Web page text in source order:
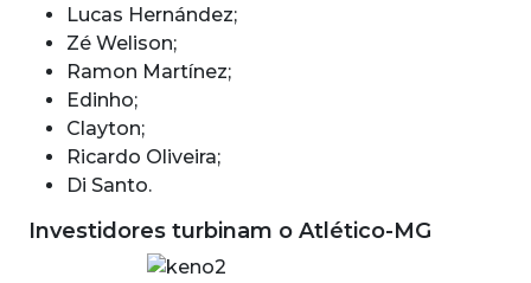
Lucas Hernández;
Zé Welison;
Ramon Martínez;
Edinho;
Clayton;
Ricardo Oliveira;
Di Santo.
Investidores turbinam o Atlético-MG